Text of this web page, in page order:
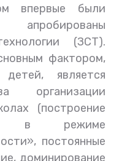
впервые были
(ЗСТ).
фактором,
является
организации
(построение
в режиме
постоянные
доминирование